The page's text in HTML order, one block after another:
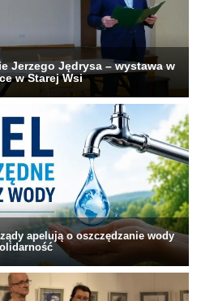
Jerzego Jędrysa – wystawa w
w Starej Wsi
apelują o oszczędzanie wody